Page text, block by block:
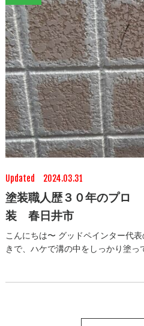
Updated 2024.03.31
塗装職人歴３０年のプ
装 春日井市
こんにちは〜 グッドペインター代
きで、ハケで溝の中をしっかり塗っ